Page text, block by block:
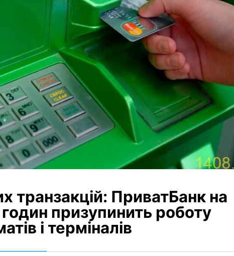
транзакцій: ПриватБанк на
годин призупинить роботу
і терміналів